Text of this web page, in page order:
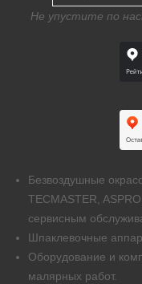
Не упустите по
Безвоздушные
TECMASTER,
сервисным
Шпаклевочные
Оборудование и
малярных работ.